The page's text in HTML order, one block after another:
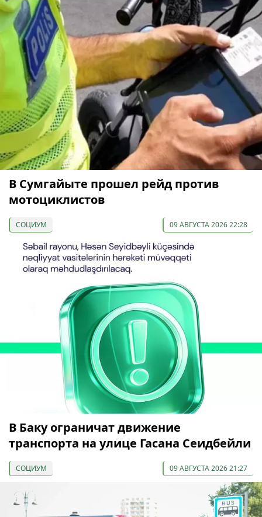
В Сумгайыте прошел рейд против
мотоциклистов
СОЦИУМ 09 АВГУСТА 2026 22:28
В Баку ограничат движение
транспорта на улице Гасана Сеидбейли
СОЦИУМ 09 АВГУСТА 2026 21:27